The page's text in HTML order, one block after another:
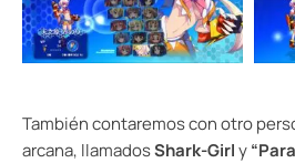
También contaremos con otro
arcana, llamadosShark-Girly